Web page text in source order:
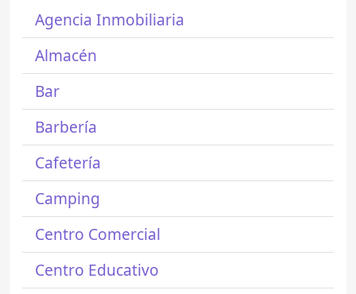
Agencia Inmobiliaria
Almacén
Bar
Barbería
Cafetería
Camping
Centro Comercial
Centro Educativo